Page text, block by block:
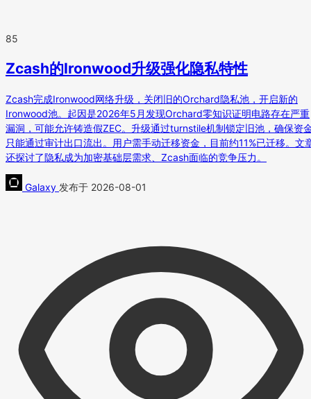
85
Zcash的Ironwood升级强化隐私特性
Zcash完成Ironwood网络升级，关闭旧的Orchard隐私池，开启新的
Ironwood池。起因是2026年5月发现Orchard零知识证明电路存在严重
漏洞，可能允许铸造假ZEC。升级通过turnstile机制锁定旧池，确保资
只能通过审计出口流出。用户需手动迁移资金，目前约11%已迁移。文
还探讨了隐私成为加密基础层需求、Zcash面临的竞争压力。
Galaxy 发布于 2026-08-01